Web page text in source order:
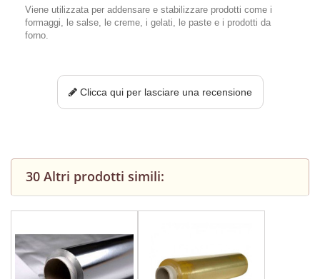
Viene utilizzata per addensare e stabilizzare prodotti come i
formaggi, le salse, le creme, i gelati, le paste e i prodotti da
forno.
Clicca qui per lasciare una recensione
30 Altri prodotti simili: